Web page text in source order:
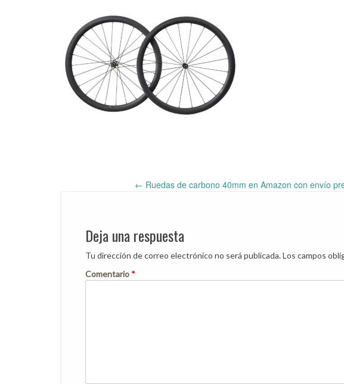
Post
navigation
← Ruedas de carbono 40mm en Amazon con envío
Deja una respuesta
Tu dirección de correo electrónico no será publicada.Los campos
Comentario *